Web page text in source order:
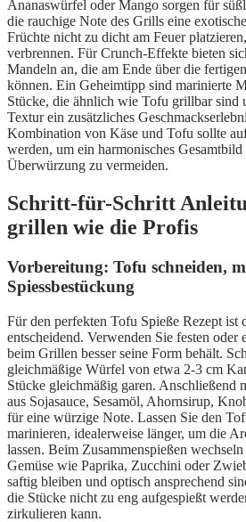
Ananaswürfel oder Mango sorgen für
die rauchige Note des Grills eine
Früchte nicht zu dicht am Feuer
verbrennen. Für Crunch-Effekte bieten
Mandeln an, die am Ende über die
können. Ein Geheimtipp sind marinierte
Stücke, die ähnlich wie Tofu grillbar sind
Textur ein zusätzliches
Kombination von Käse und Tofu sollte
werden, um ein harmonisches Gesamtbild
Überwürzung zu vermeiden.
Schritt-für-Schritt
grillen wie die Profis
Vorbereitung: Tofu schneiden,
Spiessbestückung
Für den perfekten Tofu Spieße Rezept ist
entscheidend. Verwenden Sie festen oder
beim Grillen besser seine Form behält.
gleichmäßige Würfel von etwa 2-3 cm
Stücke gleichmäßig garen. Anschließend
aus Sojasauce, Sesamöl, Ahornsirup,
für eine würzige Note. Lassen Sie den
marinieren, idealerweise länger, um die
lassen. Beim Zusammenspießen
Gemüse wie Paprika, Zucchini oder
saftig bleiben und optisch ansprechend
die Stücke nicht zu eng aufgespießt
zirkulieren kann.